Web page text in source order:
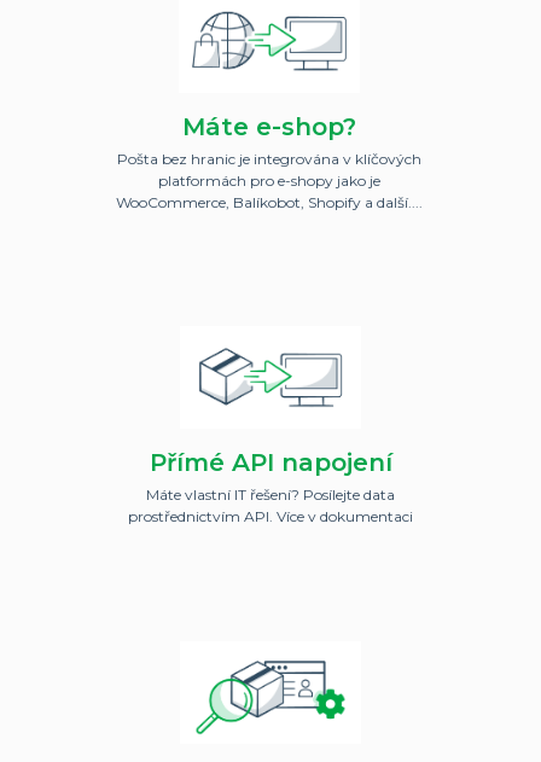
Máte e-shop?
Pošta bez hranic je integrována v klíčových
platformách pro e-shopy jako je
WooCommerce, Balíkobot, Shopify a další....
Přímé API napojení
Máte vlastní IT řešení? Posílejte data
prostřednictvím API. Více v dokumentaci